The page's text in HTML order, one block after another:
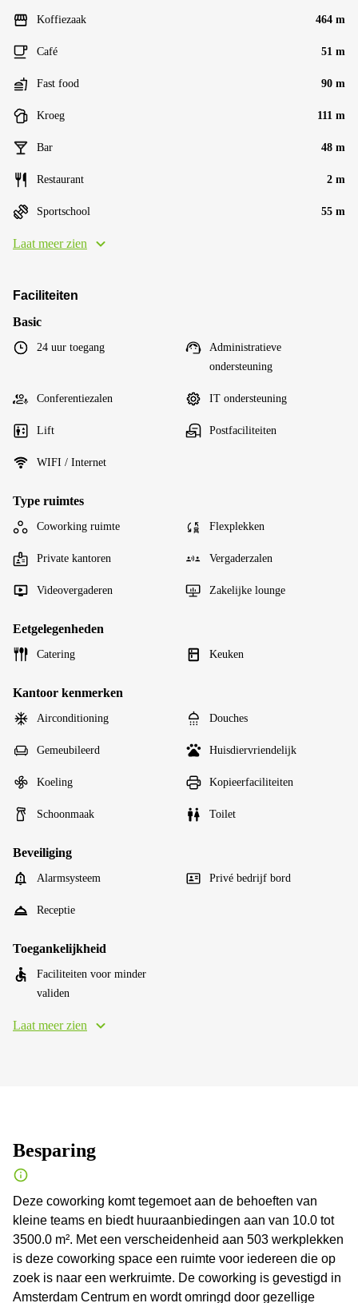
Koffiezaak 464 m
Café 51 m
Fast food 90 m
Kroeg 111 m
Bar 48 m
Restaurant 2 m
Sportschool 55 m
Laat meer zien
Faciliteiten
Basic
24 uur toegang
Administratieve
ondersteuning
Conferentiezalen IT ondersteuning
Lift Postfaciliteiten
WIFI / Internet
Type ruimtes
Coworking ruimte Flexplekken
Private kantoren Vergaderzalen
Videovergaderen Zakelijke lounge
Eetgelegenheden
Catering Keuken
Kantoor kenmerken
Airconditioning Douches
Gemeubileerd Huisdiervriendelijk
Koeling Kopieerfaciliteiten
Schoonmaak Toilet
Beveiliging
Alarmsysteem Privé bedrijf bord
Receptie
Toegankelijkheid
Faciliteiten voor minder
validen
Laat meer zien
Besparing
Deze coworking komt tegemoet aan de behoeften van
kleine teams en biedt huuraanbiedingen aan van 10.0 tot
3500.0 m². Met een verscheidenheid aan 503 werkplekken
is deze coworking space een ruimte voor iedereen die op
zoek is naar een werkruimte. De coworking is gevestigd in
Amsterdam Centrum en wordt omringd door gezellige